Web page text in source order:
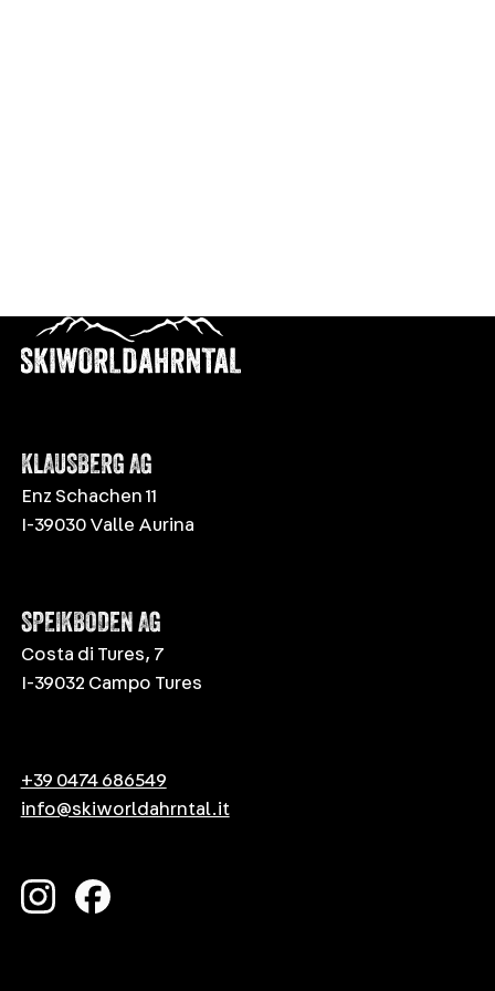
KLAUSBERG AG
Enz Schachen 11
I-39030 Valle Aurina
SPEIKBODEN AG
Costa di Tures, 7
I-39032 Campo Tures
+39 0474 686549
info@skiworldahrntal.it